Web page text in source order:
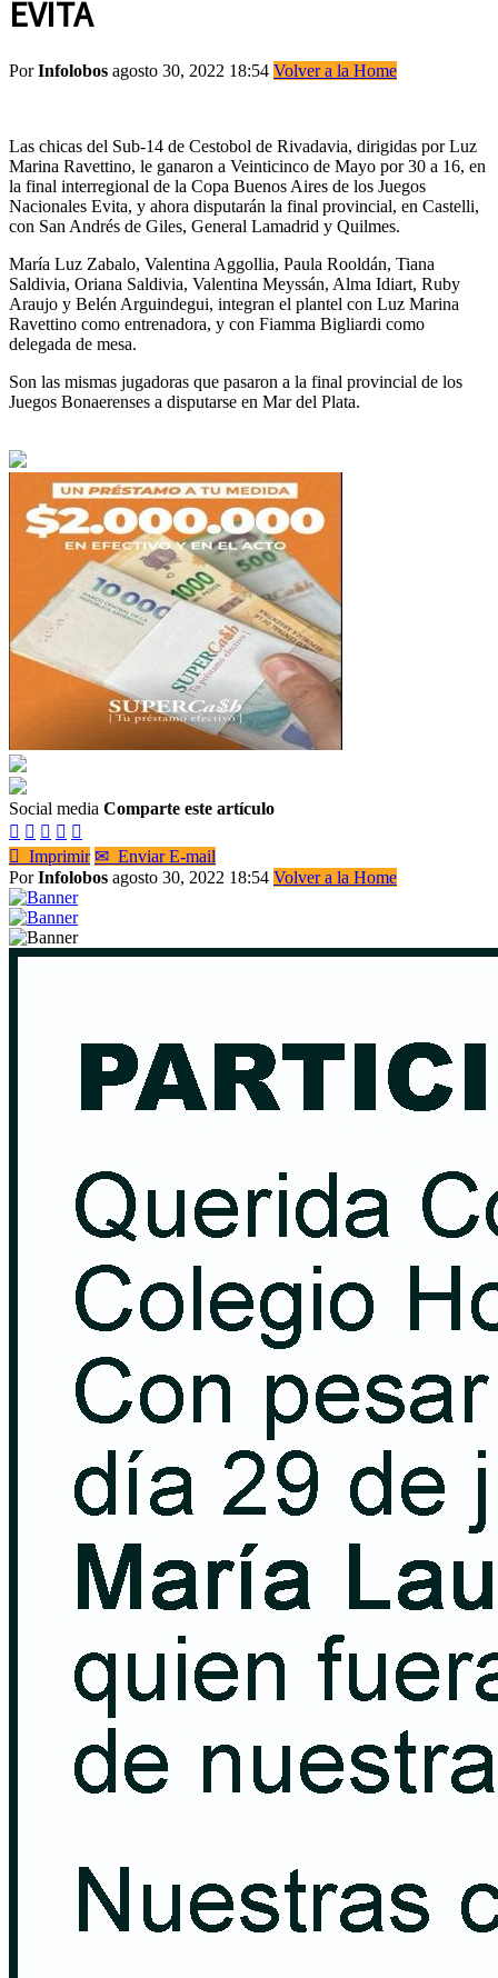
EVITA
PorInfolobos agosto 30, 2022 18:54 Volver a la Home
Las chicas del Sub-14 de Cestobol de Rivadavia, dirigidas por Luz
Marina Ravettino, le ganaron a Veinticinco de Mayo por 30 a 16, en
la final interregional de la Copa Buenos Aires de los Juegos
Nacionales Evita, y ahora disputarán la final provincial, en Castelli,
con San Andrés de Giles, General Lamadrid y Quilmes.
María Luz Zabalo, Valentina Aggollia, Paula Rooldán, Tiana
Saldivia, Oriana Saldivia, Valentina Meyssán, Alma Idiart, Ruby
Araujo y Belén Arguindegui, integran el plantel con Luz Marina
Ravettino como entrenadora, y con Fiamma Bigliardi como
delegada de mesa.
Son las mismas jugadoras que pasaron a la final provincial de los
Juegos Bonaerenses a disputarse en Mar del Plata.
Social media Comparte este artículo
    
 Imprimir ✉ Enviar E-mail
PorInfolobos agosto 30, 2022 18:54 Volver a la Home